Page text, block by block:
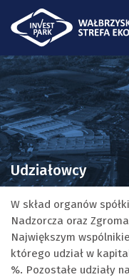
Udziałowcy
W skład organów
Nadzorcza oraz
Największym
którego udział w
%. Pozostałe udziały